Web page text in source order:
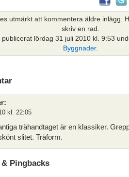
utmärkt att kommentera äldre inlägg.
skriv en rad.
publicerat lördag 31 juli 2010 kl. 9:53
Byggnader.
kl. 22:05
trähandtaget är en klassiker.
slitet. Träform.
Pingbacks